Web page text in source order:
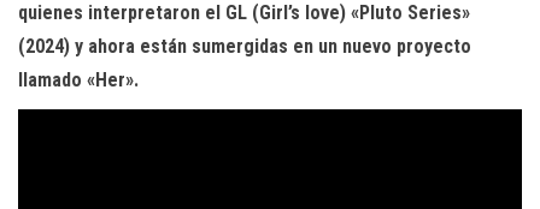
quienes interpretaron el GL (Girl’s love) «Pluto Series»
(2024) y ahora están sumergidas en un nuevo proyecto
llamado «Her».